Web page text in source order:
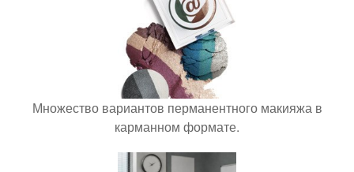
Множество вариантов перманентного макияжа в
карманном формате.